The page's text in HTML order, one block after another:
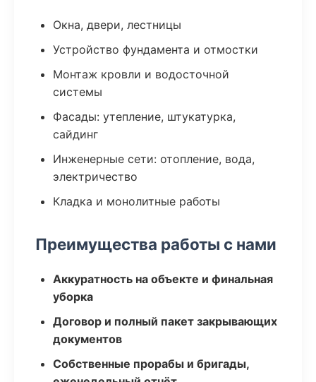
Окна, двери, лестницы
Устройство фундамента и отмостки
Монтаж кровли и водосточной
системы
Фасады: утепление, штукатурка,
сайдинг
Инженерные сети: отопление, вода,
электричество
Кладка и монолитные работы
Преимущества работы с нами
Аккуратность на объекте и финальная
уборка
Договор и полный пакет закрывающих
документов
Собственные прорабы и бригады,